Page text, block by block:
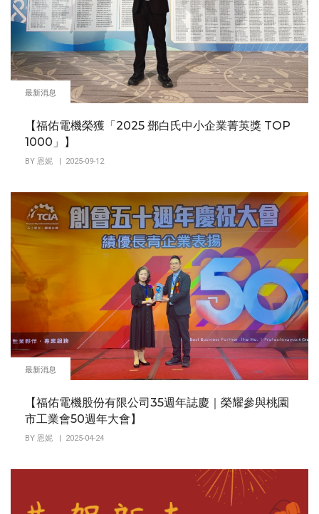
最新消息
【福佑電機榮獲「2025 鄧白氏中小企業菁英獎 TOP
1000」】
BY 恩妮 | 2025-09-12
最新消息
【福佑電機股份有限公司35週年誌慶｜榮耀參與桃園
市工業會50週年大會】
BY 恩妮 | 2025-04-24